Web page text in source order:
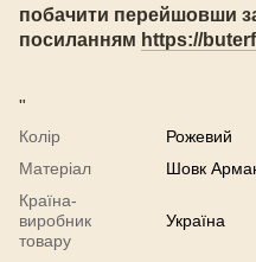
побачити перейшовши
посиланням https://
"
Колір
Рожевий
Матеріал
Шовк
Країна-
виробник
товару
Україна